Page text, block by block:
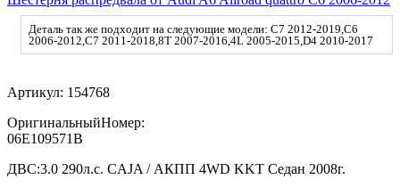
Деталь так же подходит на следующие модели: C7 2012-2019,C6
2006-2012,C7 2011-2018,8T 2007-2016,4L 2005-2015,D4 2010-2017
Артикул: 154768
ОригинальныйНомер:
06E109571B
ДВС:3.0 290л.с. CAJA / АКПП 4WD KKT Седан 2008г.